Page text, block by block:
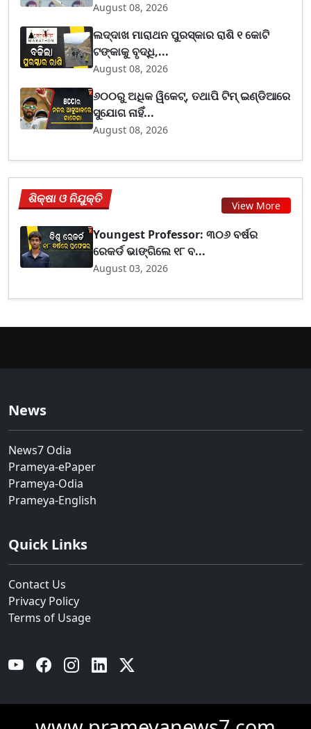
August 08, 2026
ଲଦ୍ଦାଖ ମାରାଥନ ପୁରସ୍କାର ରାଶି ୧ କୋଟି
ଟଙ୍କାକୁ ବୃଦ୍ଧି,...
August 08, 2026
୬୦୦ରୁ ଅଧିକ ୱିକେଟ୍, ତଥାପି ଟିମ୍ ଇଣ୍ଡିଆରେ
ସୁଯୋଗ ନାହିଁ...
August 08, 2026
ଶିକ୍ଷା ଓ ନିଯୁକ୍ତି View More
Youngest Professor: ୩୦୬ ବର୍ଷର
ରେକର୍ଡ ଭାଙ୍ଗିଲେ ୧୮ ବ...
August 03, 2026
News
News7 Odia
Prameya-ePaper
Prameya-Odia
Prameya-English
Quick Links
Contact Us
Privacy Policy
Terms of Usage
YouTube Facebook Instagram Linkedin